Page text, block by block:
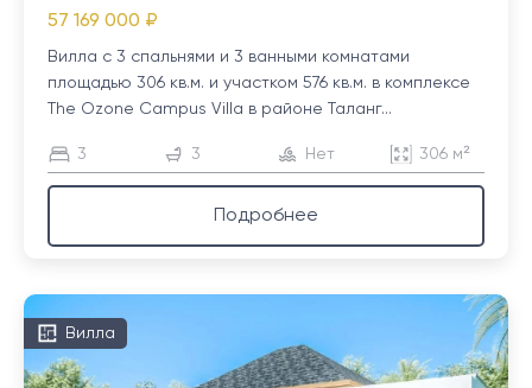
57 169 000 ₽
Вилла с 3 спальнями и 3 ванными комнатами
площадью 306 кв.м. и участком 576 кв.м. в комплексе
The Ozone Campus Villa в районе Таланг...
3 3 Нет 306 м²
Подробнее
Вилла